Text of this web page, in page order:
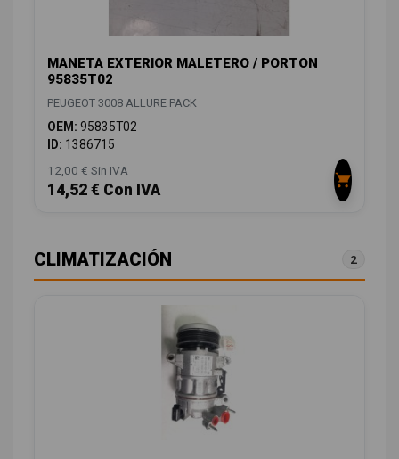
MANETA EXTERIOR MALETERO / PORTON
95835T02
PEUGEOT 3008 ALLURE PACK
OEM: 95835T02
ID: 1386715
12,00 € Sin IVA
14,52 € Con IVA
CLIMATIZACIÓN 2